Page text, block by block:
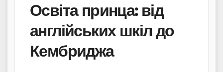
Освіта принца: від
англійських шкіл до
Кембриджа